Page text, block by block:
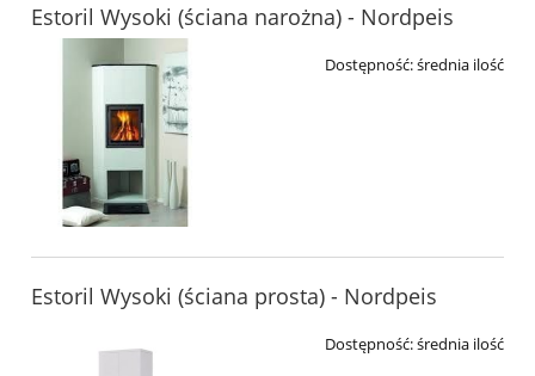
Estoril Wysoki (ściana narożna) - Nordpeis
Dostępność:średnia ilość
Estoril Wysoki (ściana prosta) - Nordpeis
Dostępność:średnia ilość